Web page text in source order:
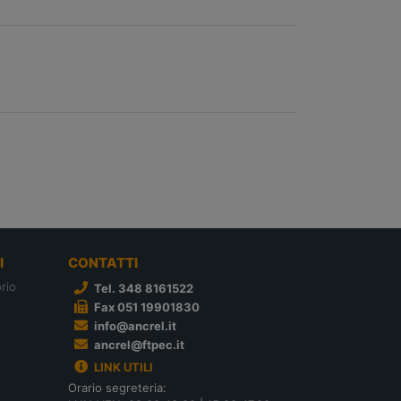
CONTATTI
Tel. 348 8161522
Fax 051 19901830
info@ancrel.it
ancrel@ftpec.it
LINK UTILI
Orario segreteria: